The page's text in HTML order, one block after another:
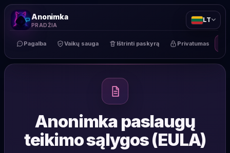
Anonimka
PRADŽIA
Pagalba Vaikų sauga Ištrinti paskyrą Privatumas
Anonimka paslaugų
teikimo sąlygos (EULA)
LT